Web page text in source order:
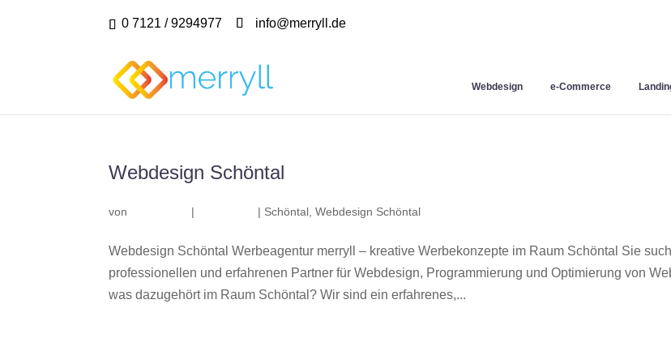
0 7121 / 9294977 info@merryll.de
Webdesign e-Commerce
Webdesign Schöntal
von | | Schöntal ,Webdesign Schöntal
Webdesign Schöntal Werbeagentur merryll – kreative Werbekonzepte im Raum Schöntal Sie
professionellen und erfahrenen Partner für Webdesign, Programmierung und Optimierung von
was dazugehört im Raum Schöntal? Wir sind ein erfahrenes,...